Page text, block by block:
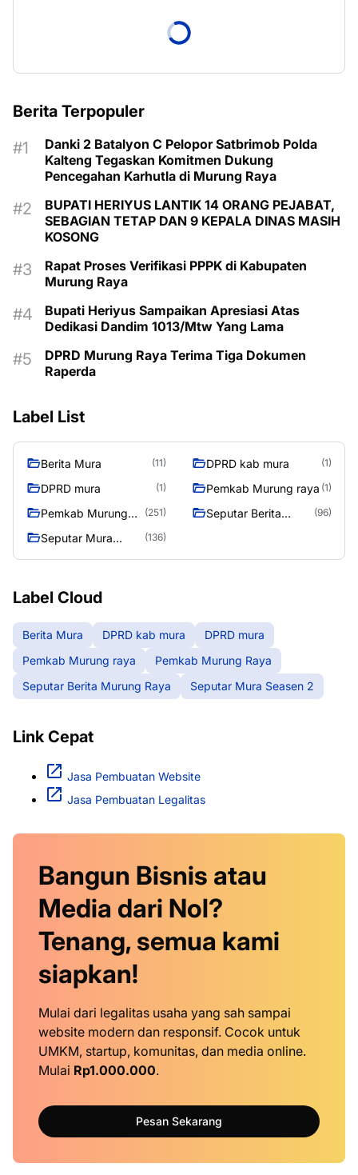
Berita Terpopuler
Danki 2 Batalyon C Pelopor Satbrimob Polda
Kalteng Tegaskan Komitmen Dukung
Pencegahan Karhutla di Murung Raya
BUPATI HERIYUS LANTIK 14 ORANG PEJABAT,
SEBAGIAN TETAP DAN 9 KEPALA DINAS MASIH
KOSONG
Rapat Proses Verifikasi PPPK di Kabupaten
Murung Raya
Bupati Heriyus Sampaikan Apresiasi Atas
Dedikasi Dandim 1013/Mtw Yang Lama
DPRD Murung Raya Terima Tiga Dokumen
Raperda
Label List
Berita Mura (11) DPRD kab mura (1)
DPRD mura (1) Pemkab Murung raya (1)
Pemkab Murung
(251)
Seputar Berita
(96)
Seputar Mura
(136)
Label Cloud
Berita Mura DPRD kab mura
DPRD mura
Pemkab Murung raya
Pemkab Murung Raya
Seputar Berita Murung Raya
Seputar Mura Seasen 2
Link Cepat
Jasa Pembuatan Website
Jasa Pembuatan Legalitas
Bangun Bisnis atau
Media dari Nol?
Tenang, semua kami
siapkan!
Mulai dari legalitas usaha yang sah sampai
website modern dan responsif. Cocok untuk
UMKM, startup, komunitas, dan media online.
Mulai Rp1.000.000.
Pesan Sekarang